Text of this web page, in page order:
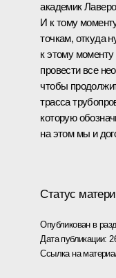
академик
И к тому
точкам, откуда
к этому
провести все
чтобы
трасса
которую
на этом мы и
Статус
Опубликован в
Дата публикации:
Ссылка на